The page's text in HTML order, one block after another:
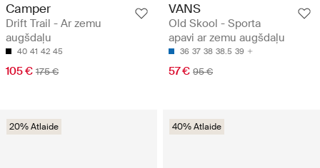
Camper
Drift Trail - Ar zemu
augšdaļu
40 41 42 45
105 € 175 €
VANS
Old Skool - Sporta
apavi ar zemu augšdaļu
36 37 38 38.5 39
57 € 95 €
20% Atlaide 40% Atlaide